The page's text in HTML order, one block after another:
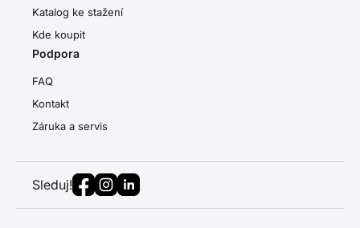
Katalog ke stažení
Kde koupit
Podpora
FAQ
Kontakt
Záruka a servis
Sleduj!